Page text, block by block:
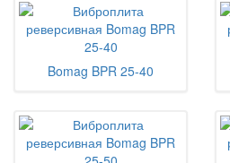
Bomag BPR 25-40